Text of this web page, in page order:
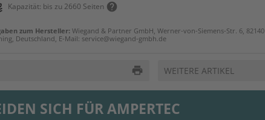
Kapazität: bis zu 2660 Seiten help
zum Hersteller: Wiegand & Partner GmbH, Werner-von-Siemens-Str. 6, 82140
Deutschland, E-Mail: service@wiegand-gmbh.de
print WEITERE ARTIKEL
SICH FÜR AMPERTEC